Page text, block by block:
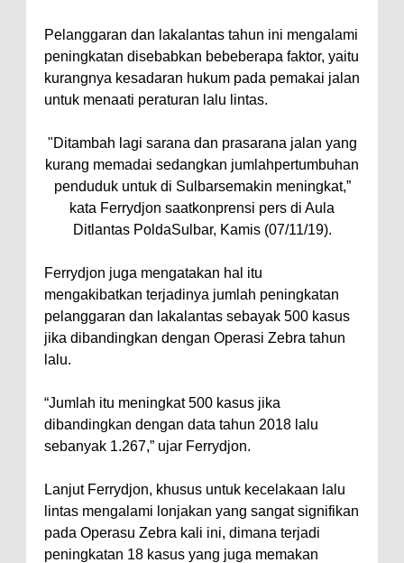
Pelanggaran dan lakalantas tahun ini mengalami
peningkatan disebabkan bebeberapa faktor, yaitu
kurangnya kesadaran hukum pada pemakai jalan
untuk menaati peraturan lalu lintas.
"Ditambah lagi sarana dan prasarana jalan yang
kurang memadai sedangkan jumlahpertumbuhan
penduduk untuk di Sulbarsemakin meningkat,”
kata Ferrydjon saatkonprensi pers di Aula
Ditlantas PoldaSulbar, Kamis (07/11/19).
Ferrydjon juga mengatakan hal itu
mengakibatkan terjadinya jumlah peningkatan
pelanggaran dan lakalantas sebayak 500 kasus
jika dibandingkan dengan Operasi Zebra tahun
lalu.
“Jumlah itu meningkat 500 kasus jika
dibandingkan dengan data tahun 2018 lalu
sebanyak 1.267,” ujar Ferrydjon.
Lanjut Ferrydjon, khusus untuk kecelakaan lalu
lintas mengalami lonjakan yang sangat signifikan
pada Operasu Zebra kali ini, dimana terjadi
peningkatan 18 kasus yang juga memakan